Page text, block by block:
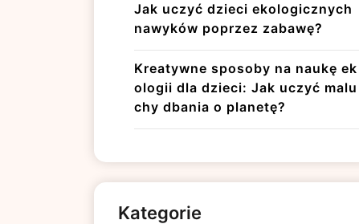
Jak uczyć dzieci ekologicznych
nawyków poprzez zabawę?
Kreatywne sposoby na naukę ek
ologii dla dzieci: Jak uczyć malu
chy dbania o planetę?
Kategorie